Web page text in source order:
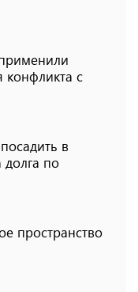
конфликта с
в
долга по
пространство